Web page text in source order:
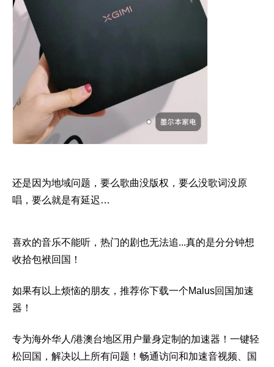
还是因为地域问题，要么歌曲没版权，要么没歌词没原
唱，要么就是有延迟…
喜欢的音乐不能听，热门的剧也无法追...真的是分分钟想
收拾包袱回国！
如果有以上烦恼的朋友，推荐你下载一个Malus回国加速
器！
专为海外华人/港澳台地区用户量身定制的加速器！一键轻
松回国，解决以上所有问题！畅通访问和加速音视频、国